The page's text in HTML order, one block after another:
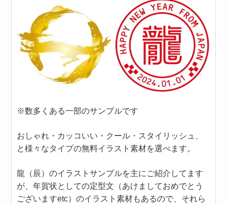
※数多くある一部のサンプルです
おしゃれ・カッコいい・クール・スタイリッシュ、
と様々なタイプの無料イラスト素材を選べます。
龍（辰）のイラストサンプルを主にご紹介してます
が、年賀状としての定型文（あけましておめでとう
ございますetc）のイラスト素材もあるので、それら